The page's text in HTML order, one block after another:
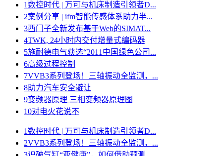
1数控时代 | 万可与机床制造引领者D...
2案例分享 | ifm智能传感体系助力半...
3西门子全新发布基于Web的SIMAT...
4TWK, 24小时内交付增量式编码器
5施耐德电气获选“2011中国绿色公司...
6高级过程控制
7VVB3系列登场！三轴振动全监测，...
8助力汽车安全避让
9变频器原理 三相变频器原理图
10对电火花说不
1数控时代 | 万可与机床制造引领者D...
2VVB3系列登场！三轴振动全监测，...